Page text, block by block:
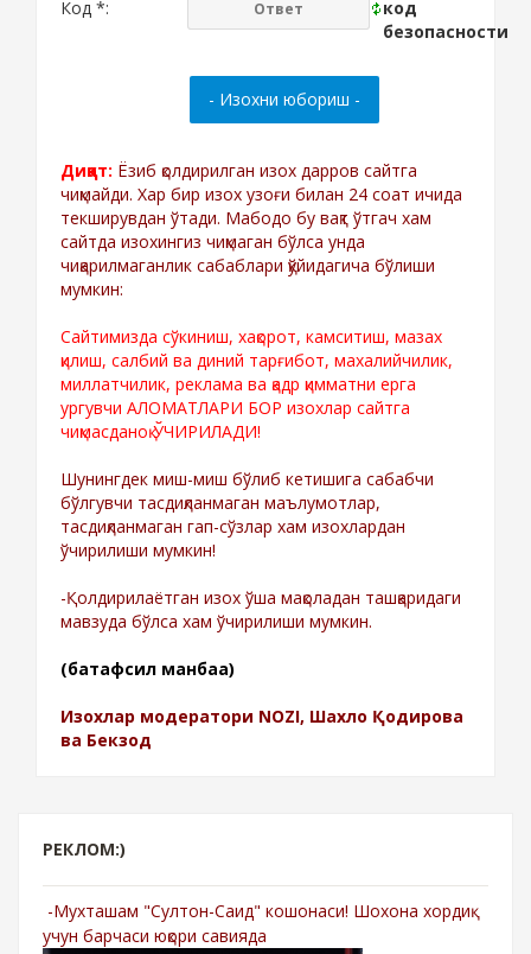
Код *:
Диққат: Ёзиб қолдирилган изох дарров сайтга
чиқмайди. Хар бир изох узоғи билан 24 соат ичида
текширувдан ўтади. Мабодо бу вақт ўтгач хам
сайтда изохингиз чиқмаган бўлса унда
чиқарилмаганлик сабаблари қўйидагича бўлиши
мумкин:
Сайтимизда сўкиниш, хақорот, камситиш, мазах
қилиш, салбий ва диний тарғибот, махалийчилик,
миллатчилик, реклама ва қадр қимматни ерга
ургувчи АЛОМАТЛАРИ БОР изохлар сайтга
чиқмасданоқ ЎЧИРИЛАДИ!
Шунингдек миш-миш бўлиб кетишига сабабчи
бўлгувчи тасдиқланмаган маълумотлар,
тасдиқланмаган гап-сўзлар хам изохлардан
ўчирилиши мумкин!
-Қолдирилаётган изох ўша мақоладан ташқаридаги
мавзуда бўлса хам ўчирилиши мумкин.
(батафсил манбаа)
Изохлар модератори NOZI, Шахло Қодирова
ва Бекзод
РЕКЛОМ:)
-Мухташам "Султон-Саид" кошонаси! Шохона хордиқ
учун барчаси юқори савияда